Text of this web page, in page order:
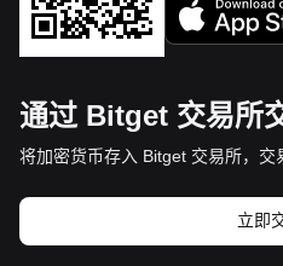
通过 Bitget 交易所
将加密货币存入 Bitget 交易所，交
立即